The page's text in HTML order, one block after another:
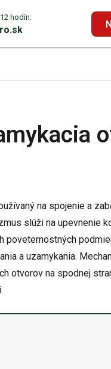
hodín:
na spojenie a
slúži na upevnenie
poveternostných
a uzamykania.
otvorov na spodnej